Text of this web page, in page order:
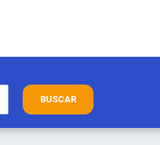
BUSCAR